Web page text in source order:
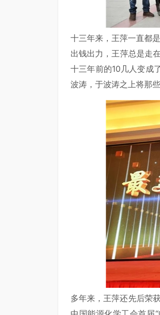
十三年来，王萍一直都
出钱出力，王萍总是走
十三年前的10几人变成
波涛，于波涛之上将那
多年来，王萍还先后荣